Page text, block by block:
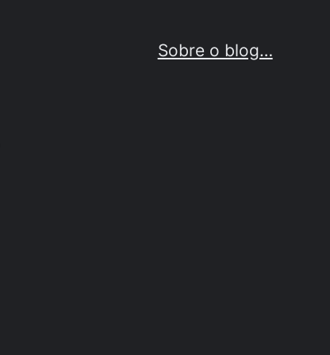
Sobre o blog…